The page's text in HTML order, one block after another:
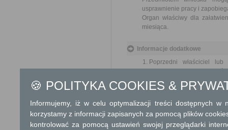
usprawnienie pracy i
Organ właściwy dla
miesiąca.
Informacje dodatkowe
Poprzedni właściciel
a także nieruchomość
Odszkodowanie podlega
ze względu na rodzaj
odtworzeniowa.
różnicy ustalonej na
🍪 POLITYKA COOKIES &
Informujemy, iż w celu optymalizacji treści dostępnych w
korzystamy z informacji zapisanych za pomocą plików
kontrolować za pomocą ustawień swojej przeglądarki